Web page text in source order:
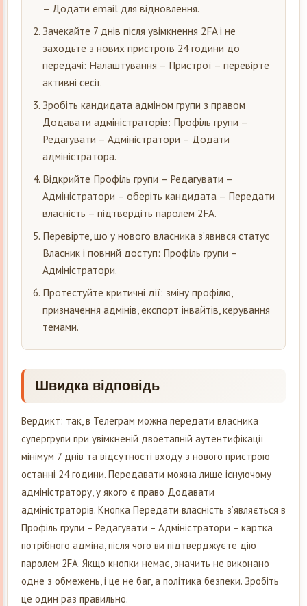
– Додати email для відновлення.
Зачекайте 7 днів після увімкнення 2FA і не
заходьте з нових пристроїв 24 години до
передачі: Налаштування – Пристрої – перевірте
активні сесії.
Зробіть кандидата адміном групи з правом
Додавати адміністраторів: Профіль групи –
Редагувати – Адміністратори – Додати
адміністратора.
Відкрийте Профіль групи – Редагувати –
Адміністратори – оберіть кандидата – Передати
власність – підтвердіть паролем 2FA.
Перевірте, що у нового власника з’явився статус
Власник і повний доступ: Профіль групи –
Адміністратори.
Протестуйте критичні дії: зміну профілю,
призначення адмінів, експорт інвайтів, керування
темами.
Швидка відповідь
Вердикт: так, в Телеграм можна передати власника
супергрупи при увімкненій двоетапній аутентифікації
мінімум 7 днів та відсутності входу з нового пристрою
останні 24 години. Передавати можна лише існуючому
адміністратору, у якого є право Додавати
адміністраторів. Кнопка Передати власність з’являється в
Профіль групи – Редагувати – Адміністратори – картка
потрібного адміна, після чого ви підтверджуєте дію
паролем 2FA. Якщо кнопки немає, значить не виконано
одне з обмежень, і це не баг, а політика безпеки. Зробіть
це один раз правильно.